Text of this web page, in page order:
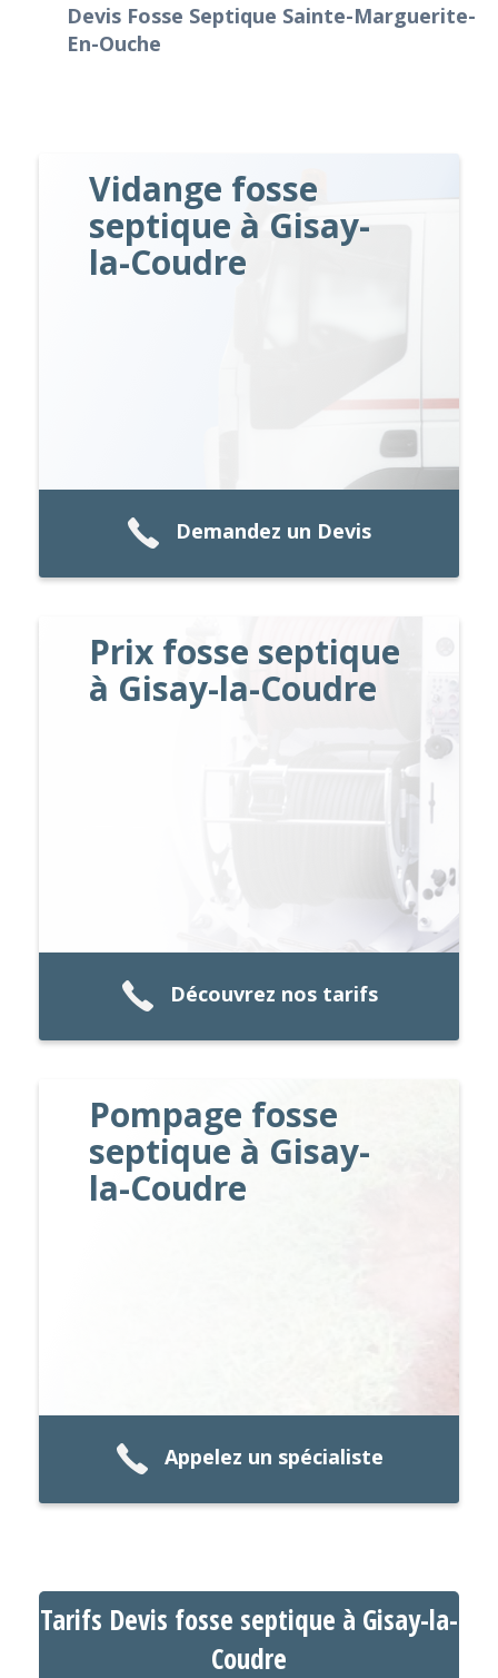
Devis Fosse Septique Sainte-Marguerite-
En-Ouche
Vidange fosse
septique à Gisay-
la-Coudre
Demandez un Devis
Prix fosse septique
à Gisay-la-Coudre
Découvrez nos tarifs
Pompage fosse
septique à Gisay-
la-Coudre
Appelez un spécialiste
Tarifs Devis fosse septique à Gisay-la-
Coudre